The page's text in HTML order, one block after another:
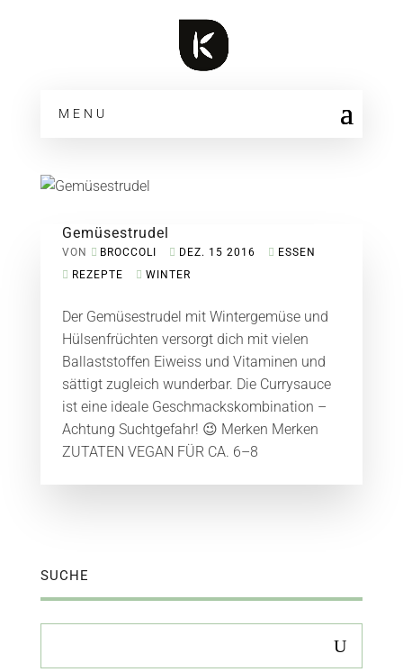
MENU
Gemüsestrudel
VON BROCCOLI DEZ. 15 2016
ESSEN
REZEPTE
WINTER
Der Gemüsestrudel mit Wintergemüse und
Hülsenfrüchten versorgt dich mit vielen
Ballaststoffen Eiweiss und Vitaminen und
sättigt zugleich wunderbar. Die Currysauce
ist eine ideale Geschmackskombination –
Achtung Suchtgefahr! 😉 Merken Merken
ZUTATEN VEGAN FÜR CA. 6–8
SUCHE